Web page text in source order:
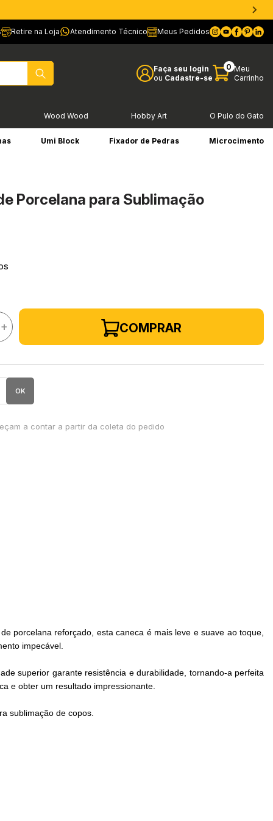
Retire na Loja Atendimento Técnico Meus Pedidos
Faça seu login
ou Cadastre-se
0 Meu
Carrinho
Wood Wood Hobby Art O Pulo do Gato
Umi Block Fixador de Pedras Microcimento
Porcelana para Sublimação
+ COMPRAR
OK
a contar a partir da coleta do pedido
porcelana reforçado, esta caneca é mais leve e suave ao toque,
impecável.
superior garante resistência e durabilidade, tornando-a perfeita
e obter um resultado impressionante.
sublimação de copos.